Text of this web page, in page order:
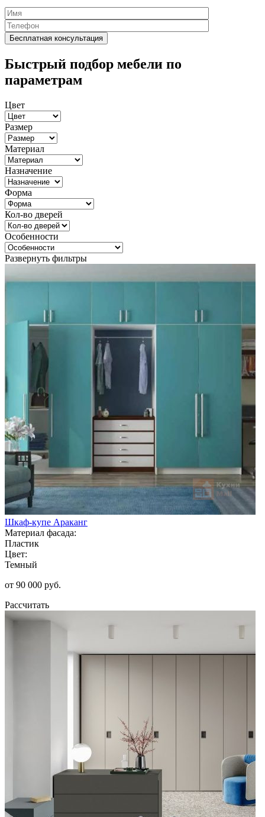
Быстрый подбор мебели по
параметрам
Цвет
Размер
Материал
Назначение
Форма
Кол-во дверей
Особенности
Развернуть фильтры
Шкаф-купе Араканг
Материал фасада:
Пластик
Цвет:
Темный
от 90 000 руб.
Рассчитать